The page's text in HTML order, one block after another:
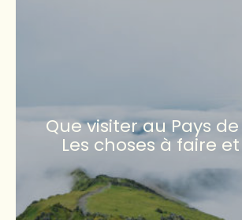
Que visiter au Pays
Les choses à faire